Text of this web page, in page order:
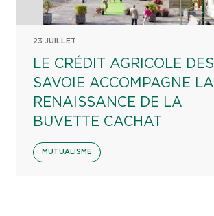
23 JUILLET
LE CRÉDIT AGRICOLE DES
SAVOIE ACCOMPAGNE LA
RENAISSANCE DE LA
BUVETTE CACHAT
MUTUALISME